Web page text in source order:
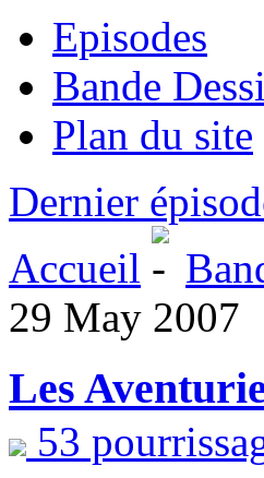
Episodes
Bande
Plan du site
Dernier
Accueil
29 May 2007
Les
53